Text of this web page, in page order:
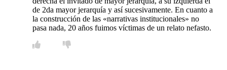
de 2da mayor jerarquía y así sucesivamente. En cuanto a
la construcción de las «narrativas institucionales» no
pasa nada, 20 años fuimos víctimas de un relato nefasto.